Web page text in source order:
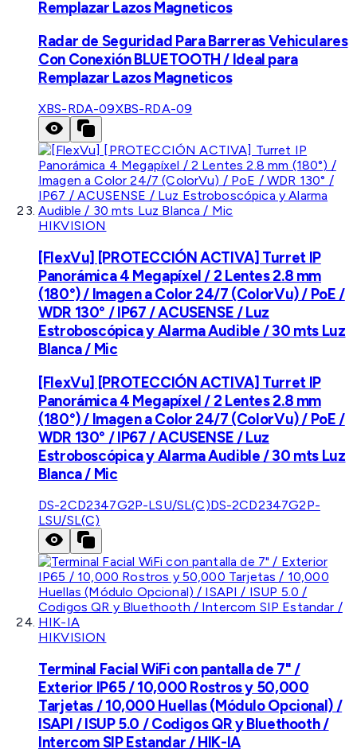
Remplazar Lazos Magneticos
Radar de Seguridad Para Barreras Vehiculares
Con Conexión BLUETOOTH / Ideal para
Remplazar Lazos Magneticos
XBS-RDA-09XBS-RDA-09
HIKVISION
[FlexVu] [PROTECCIÓN ACTIVA] Turret IP
Panorámica 4 Megapíxel / 2 Lentes 2.8 mm
(180°) / Imagen a Color 24/7 (ColorVu) / PoE /
WDR 130° / IP67 / ACUSENSE / Luz
Estroboscópica y Alarma Audible / 30 mts Luz
Blanca / Mic
[FlexVu] [PROTECCIÓN ACTIVA] Turret IP
Panorámica 4 Megapíxel / 2 Lentes 2.8 mm
(180°) / Imagen a Color 24/7 (ColorVu) / PoE /
WDR 130° / IP67 / ACUSENSE / Luz
Estroboscópica y Alarma Audible / 30 mts Luz
Blanca / Mic
DS-2CD2347G2P-LSU/SL(C)DS-2CD2347G2P-
LSU/SL(C)
HIKVISION
Terminal Facial WiFi con pantalla de 7" /
Exterior IP65 / 10,000 Rostros y 50,000
Tarjetas / 10,000 Huellas (Módulo Opcional) /
ISAPI / ISUP 5.0 / Codigos QR y Bluethooth /
Intercom SIP Estandar / HIK-IA